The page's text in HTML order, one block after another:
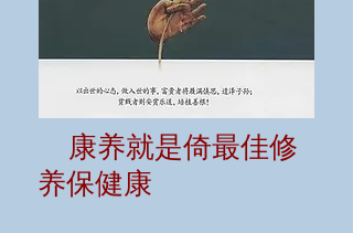
康养就是倚最佳修
养保健康